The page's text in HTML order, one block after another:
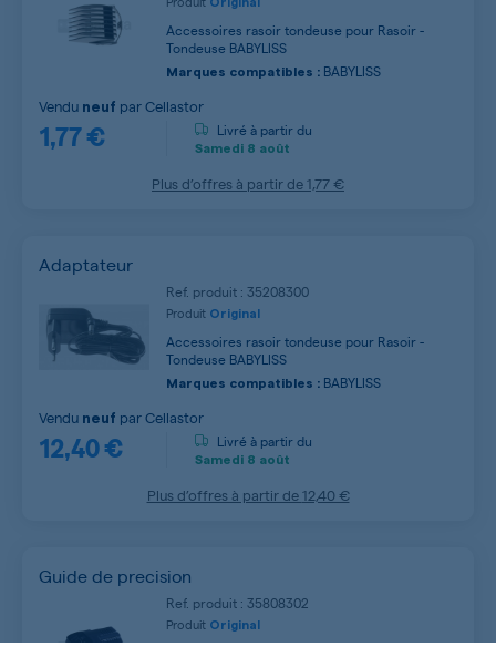
Original
Accessoires rasoir tondeuse pour Rasoir -
Tondeuse BABYLISS
Marques compatibles : BABYLISS
1,77 €
Vendu neuf parCellastor
Livré à partir du
Samedi 8 août
Plus d’offres à partir de1,77 €
Adaptateur
Ref. produit : 35208300
Produit Original
Accessoires rasoir tondeuse pour Rasoir -
Tondeuse BABYLISS
Marques compatibles : BABYLISS
12,40 €
Vendu neuf parCellastor
Livré à partir du
Samedi 8 août
Plus d’offres à partir de12,40 €
Guide de precision
Ref. produit : 35808302
Produit Original